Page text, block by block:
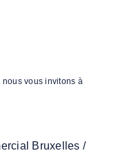
vous invitons à
Bruxelles /